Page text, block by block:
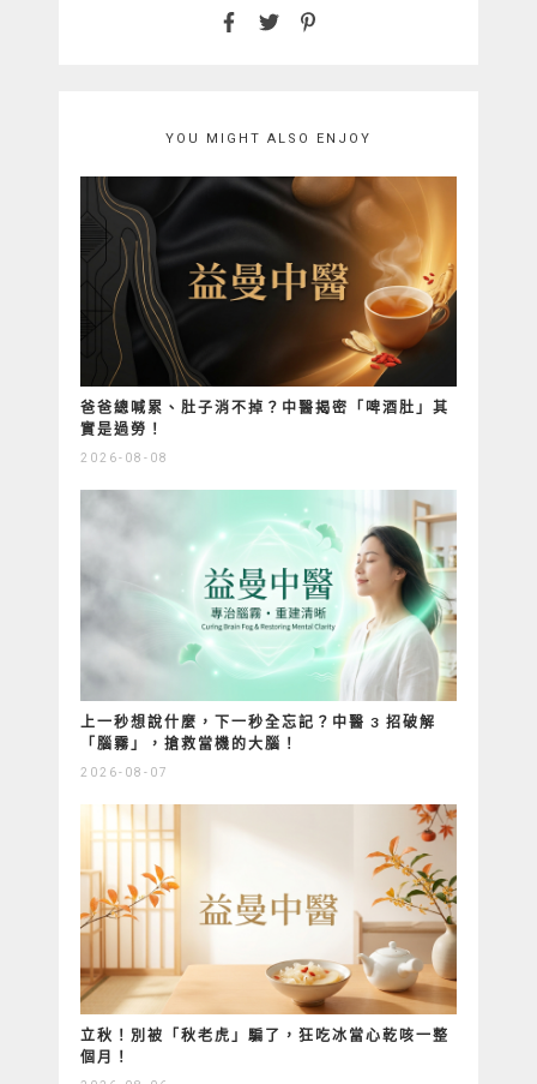
YOU MIGHT ALSO ENJOY
爸爸總喊累、肚子消不掉？中醫揭密「啤酒肚」其
實是過勞！
2026-08-08
上一秒想說什麼，下一秒全忘記？中醫 3 招破解
「腦霧」，搶救當機的大腦！
2026-08-07
立秋！別被「秋老虎」騙了，狂吃冰當心乾咳一整
個月！